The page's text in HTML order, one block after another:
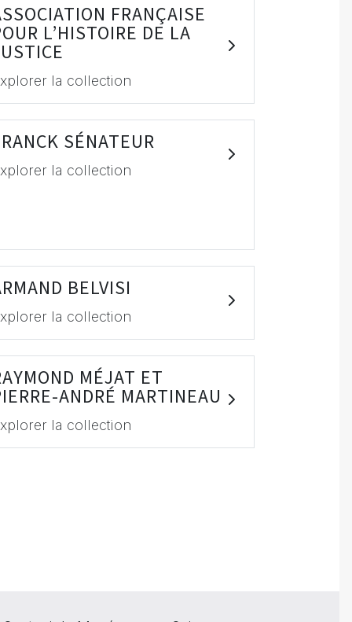
FRANÇAISE
L’HISTOIRE DE LA
la collection
SÉNATEUR
la collection
BELVISI
la collection
MÉJAT ET
ANDRÉ MARTINEAU
la collection